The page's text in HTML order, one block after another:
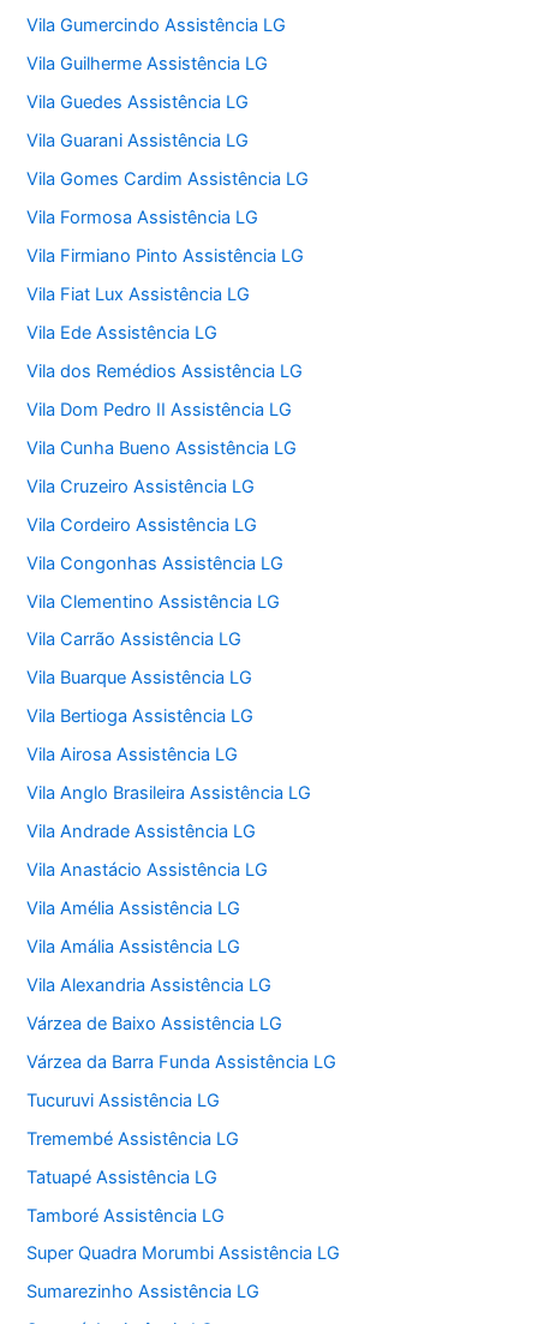
Vila Gumercindo Assistência LG
Vila Guilherme Assistência LG
Vila Guedes Assistência LG
Vila Guarani Assistência LG
Vila Gomes Cardim Assistência LG
Vila Formosa Assistência LG
Vila Firmiano Pinto Assistência LG
Vila Fiat Lux Assistência LG
Vila Ede Assistência LG
Vila dos Remédios Assistência LG
Vila Dom Pedro II Assistência LG
Vila Cunha Bueno Assistência LG
Vila Cruzeiro Assistência LG
Vila Cordeiro Assistência LG
Vila Congonhas Assistência LG
Vila Clementino Assistência LG
Vila Carrão Assistência LG
Vila Buarque Assistência LG
Vila Bertioga Assistência LG
Vila Airosa Assistência LG
Vila Anglo Brasileira Assistência LG
Vila Andrade Assistência LG
Vila Anastácio Assistência LG
Vila Amélia Assistência LG
Vila Amália Assistência LG
Vila Alexandria Assistência LG
Várzea de Baixo Assistência LG
Várzea da Barra Funda Assistência LG
Tucuruvi Assistência LG
Tremembé Assistência LG
Tatuapé Assistência LG
Tamboré Assistência LG
Super Quadra Morumbi Assistência LG
Sumarezinho Assistência LG